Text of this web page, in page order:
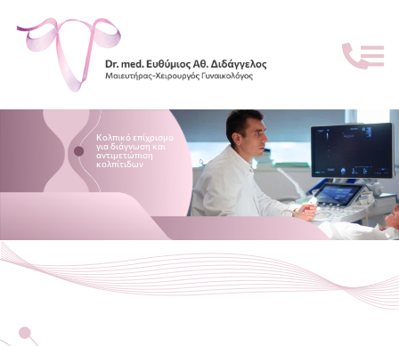
Κολπικό επίχρισμα
για διάγνωση και
αντιμετώπιση
κολπίτιδων